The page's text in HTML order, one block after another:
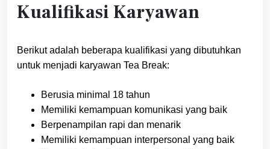
Kualifikasi Karyawan
Berikut adalah beberapa kualifikasi yang dibutuhkan
untuk menjadi karyawan Tea Break:
Berusia minimal 18 tahun
Memiliki kemampuan komunikasi yang baik
Berpenampilan rapi dan menarik
Memiliki kemampuan interpersonal yang baik